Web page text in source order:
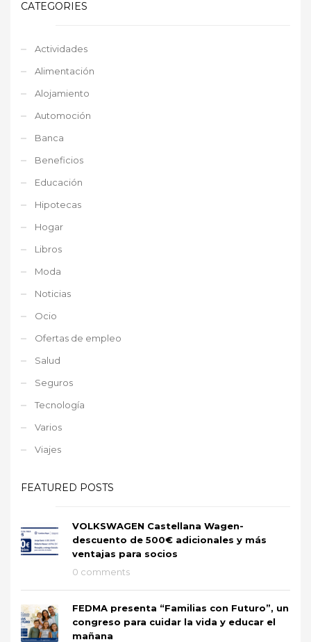
CATEGORIES
Actividades
Alimentación
Alojamiento
Automoción
Banca
Beneficios
Educación
Hipotecas
Hogar
Libros
Moda
Noticias
Ocio
Ofertas de empleo
Salud
Seguros
Tecnología
Varios
Viajes
FEATURED POSTS
VOLKSWAGEN Castellana Wagen-
descuento de 500€ adicionales y más
ventajas para socios
0 comments
FEDMA presenta “Familias con Futuro”, un
congreso para cuidar la vida y educar el
mañana